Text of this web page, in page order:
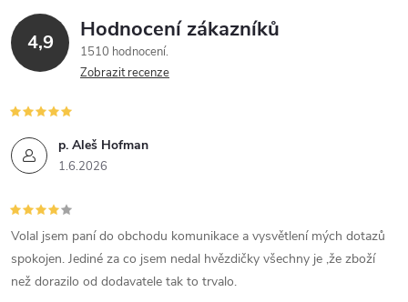
4,9 Hodnocení zákazníků
1510 hodnocení
Zobrazit recenze
p. Aleš Hofman
1.6.2026
Volal jsem paní do obchodu komunikace a vysvětlení mých dotazů
spokojen. Jediné za co jsem nedal hvězdičky všechny je ,že zboží
než dorazilo od dodavatele tak to trvalo.